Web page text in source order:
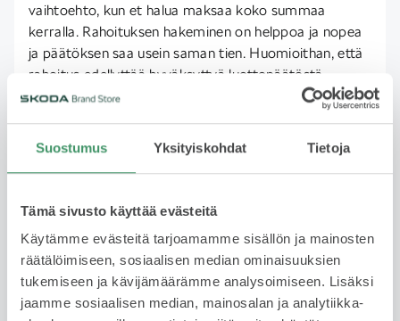
Suostumus Yksityiskohdat Tietoja
Tämä sivusto käyttää evästeitä
Käytämme evästeitä tarjoamamme sisällön ja mainosten
räätälöimiseen, sosiaalisen median ominaisuuksien
tukemiseen ja kävijämäärämme analysoimiseen. Lisäksi
jaamme sosiaalisen median, mainosalan ja analytiikka-
vaihtoehto, kun et halua maksaa koko summaa
kerralla. Rahoituksen hakeminen on helppoa ja nopea
ja päätöksen saa usein saman tien. Huomioithan, että
rahoitus edellyttää hyväksyttyä luottopäätöstä.
Kysy saatavuudesta
Käytetyn auton leasing on fiksu valinta, jos haluat ajaa
laadukkaalla autolla ilman omistamiseen liittyviä
riskejä tai sitoutumista pitkäksi aikaa. Sopimuskausi